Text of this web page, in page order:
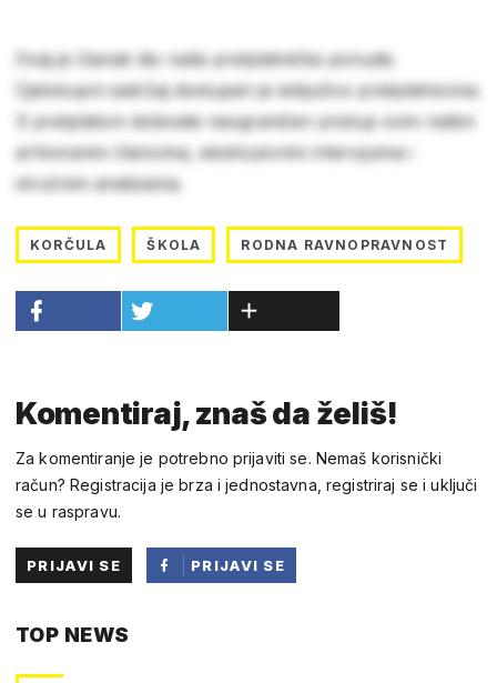
Ovaj je članak dio naše pretplatničke ponude.
Cjelokupni sadržaj dostupan je isključivo pretplatnicima.
S pretplatom dobivate neograničen pristup svim našim
arhiviranim člancima, ekskluzivnim intervjuima i
stručnim analizama.
KORČULA ŠKOLA RODNA RAVNOPRAVNOST
Komentiraj, znaš da želiš!
Za komentiranje je potrebno prijaviti se. Nemaš korisnički
račun? Registracija je brza i jednostavna, registriraj se i uključi
se u raspravu.
PRIJAVI SE
PRIJAVI SE
TOP NEWS